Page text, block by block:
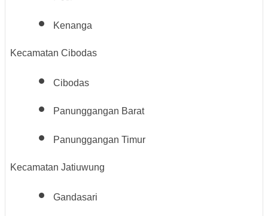
Kenanga
Kecamatan Cibodas
Cibodas
Panunggangan Barat
Panunggangan Timur
Kecamatan Jatiuwung
Gandasari